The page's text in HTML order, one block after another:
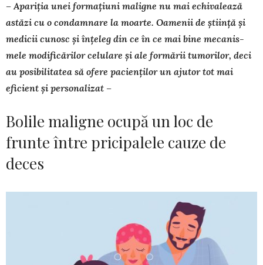
– Apariția unei formațiuni maligne nu mai echivalează
astăzi cu o condamnare la moarte. Oamenii de știință și
medicii cunosc și înțeleg din ce în ce mai bine mecanis­
mele modificărilor celulare și ale formării tumorilor, deci
au posibilitatea să ofere pacienților un ajutor tot mai
eficient și personalizat –
Bolile maligne ocupă un loc de
frunte între pricipalele cauze de
deces